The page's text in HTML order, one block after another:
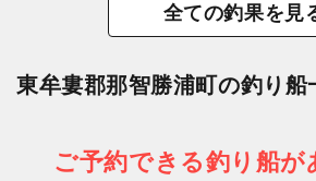
全ての釣果を見
東牟婁郡那智勝浦町の釣り船
ご予約できる釣り船が